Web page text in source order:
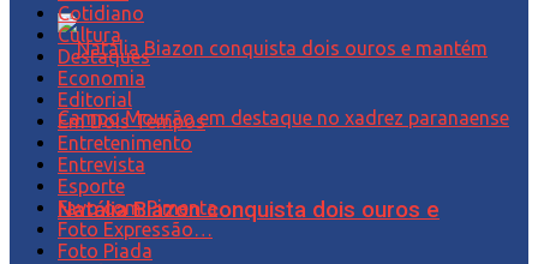
Natália Biazon conquista dois ouros e
Cotidiano
Cultura
Destaques
Economia
Editorial
Em Dois Tempos
Entretenimento
Entrevista
Esporte
Favo com Pimenta
Foto Expressão…
Foto Piada